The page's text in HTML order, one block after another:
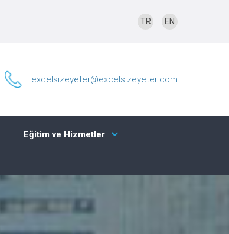
TR EN
excelsizeyeter@excelsizeyeter.com
Eğitim ve Hizmetler